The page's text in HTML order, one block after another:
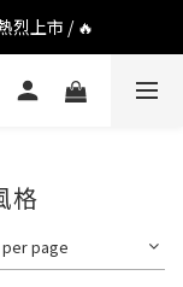
烈上市 / 🔥
烈上市 / 🔥
裝 \ 時尚上市 / 🔥
格
page